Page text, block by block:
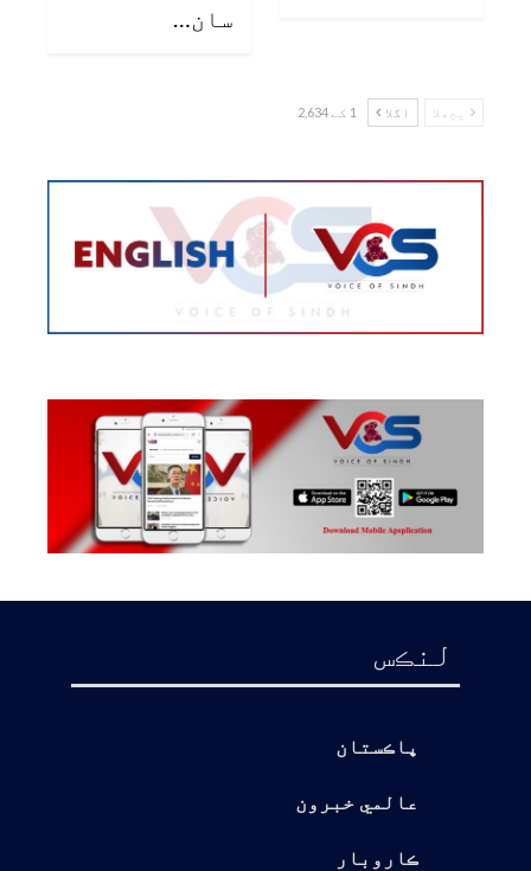
سان…
پچھلا اگلا 1 کے 2,634
لنڪس
پاڪستان
عالمي خبرون
ڪاروبار